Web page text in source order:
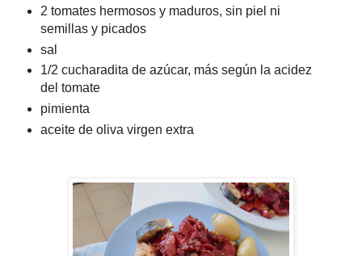
2 tomates hermosos y maduros, sin piel ni
semillas y picados
sal
1/2 cucharadita de azúcar, más según la acidez
del tomate
pimienta
aceite de oliva virgen extra